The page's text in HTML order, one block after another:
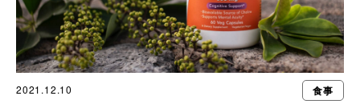
2021.12.10 食事